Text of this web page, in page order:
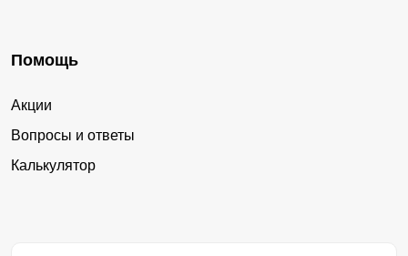
Помощь
Акции
Вопросы и ответы
Калькулятор